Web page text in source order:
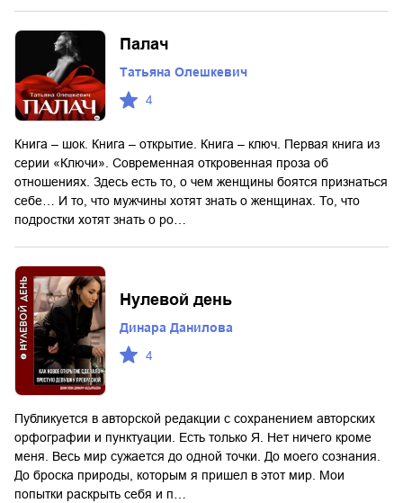
Палач
Татьяна Олешкевич
4
Книга – шок. Книга – открытие. Книга – ключ. Первая книга из
серии «Ключи». Современная откровенная проза об
отношениях. Здесь есть то, о чем женщины боятся признаться
себе… И то, что мужчины хотят знать о женщинах. То, что
подростки хотят знать о ро…
Нулевой день
Динара Данилова
4
Публикуется в авторской редакции с сохранением авторских
орфографии и пунктуации. Есть только Я. Нет ничего кроме
меня. Весь мир сужается до одной точки. До моего сознания.
До броска природы, которым я пришел в этот мир. Мои
попытки раскрыть себя и п…